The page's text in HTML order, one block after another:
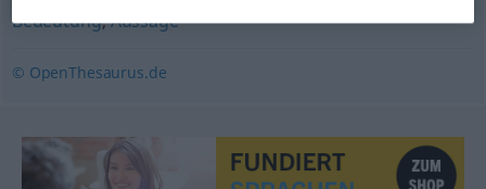
Bedeutung,Aussage
© OpenThesaurus.de